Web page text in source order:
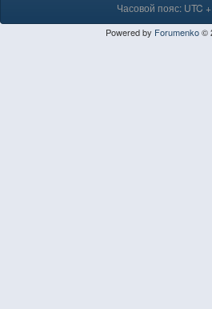
Часовой пояс: UTC
Powered by Forumenko©